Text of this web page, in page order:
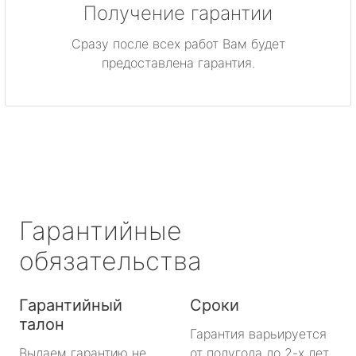
Получение гарантии
Сразу после всех работ Вам будет
предоставлена гарантия.
Гарантийные
обязательства
Гарантийный
талон
Выдаем гарантию не
Сроки
Гарантия варьируется
от полугода до 2-х лет